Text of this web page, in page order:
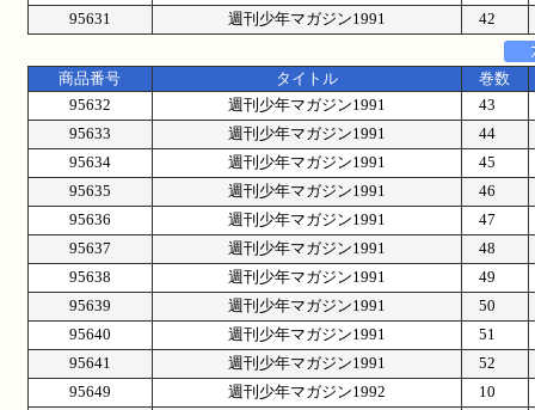
95631
週刊少年マガジン1991 42
商品番号 タイトル
巻数
95632
週刊少年マガジン1991
43
95633
週刊少年マガジン1991
44
95634
週刊少年マガジン1991
45
95635
週刊少年マガジン1991
46
95636
週刊少年マガジン1991
47
95637
週刊少年マガジン1991
48
95638
週刊少年マガジン1991
49
95639
週刊少年マガジン1991
50
95640
週刊少年マガジン1991
51
95641
週刊少年マガジン1991
52
95649
週刊少年マガジン1992
10